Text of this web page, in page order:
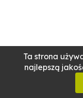
Ta strona
najlepszą